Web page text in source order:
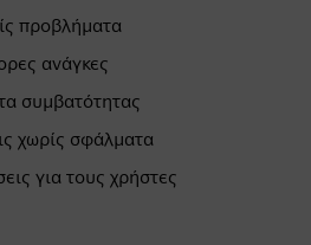
προβλήματα
ανάγκες
συμβατότητας
χωρίς σφάλματα
για τους χρήστες